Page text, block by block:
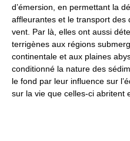
d’émersion, en permettant la
affleurantes et le transport des
vent. Par là, elles ont aussi
terrigènes aux régions
continentale et aux plaines
conditionné la nature des
le fond par leur influence sur
sur la vie que celles-ci abritent